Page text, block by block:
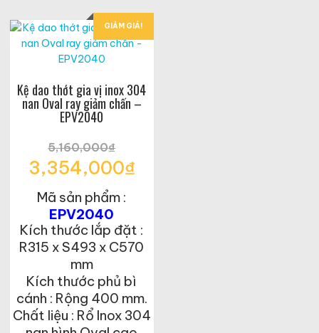
GIẢM GIÁ!
Kệ dao thớt gia vị inox 304
nan Oval ray giảm chấn –
EPV2040
5,160,000₫
Giá
gốc
là:
5,160,000₫.
3,354,000₫
hiện
tại
là:
3,354,000₫.
Mã sản phẩm :
EPV2040
Kích thước lắp đặt :
R315 x S493 x C570
mm
Kích thước phủ bì
cánh : Rộng 400 mm.
Chất liệu : Rổ Inox 304